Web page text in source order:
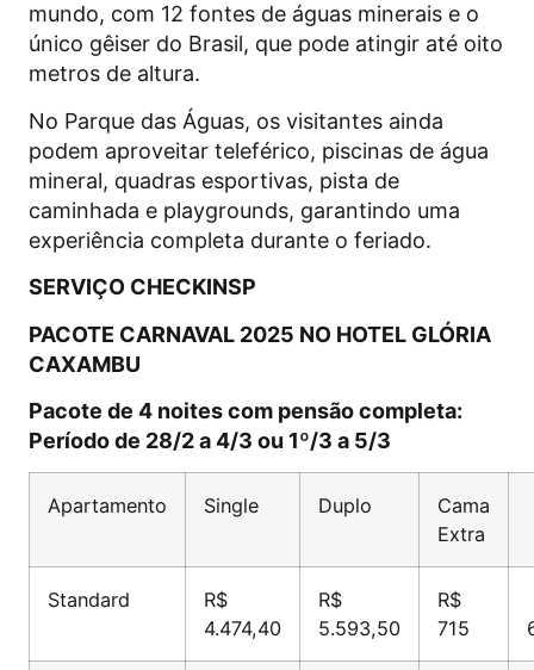
mundo, com 12 fontes de águas minerais e o
único gêiser do Brasil, que pode atingir até oito
metros de altura.
No Parque das Águas, os visitantes ainda
podem aproveitar teleférico, piscinas de água
mineral, quadras esportivas, pista de
caminhada e playgrounds, garantindo uma
experiência completa durante o feriado.
SERVIÇO CHECKINSP
PACOTE CARNAVAL 2025 NO HOTEL GLÓRIA
CAXAMBU
Pacote de 4 noites com pensão completa:
Período de 28/2 a 4/3 ou 1º/3 a 5/3
Apartamento Single Duplo
Cama
Extra
Standard
R$
4.474,40
R$
5.593,50
R$
715